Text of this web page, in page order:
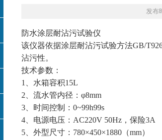
发布
防水涂层耐沾污试验仪
该仪器依据涂层耐沾污试验方法GB/
沾污性。
技术参数：
1、水箱容积15L
2、流水管内径：φ8mm
3、时间控制：0~99h99s
4、电源电压：AC220V 50Hz，保险3A
5、外型尺寸：780×450×1880（mm）